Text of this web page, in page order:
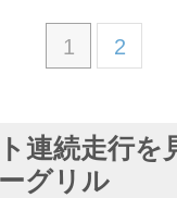
1 2
連続走行を
グリル